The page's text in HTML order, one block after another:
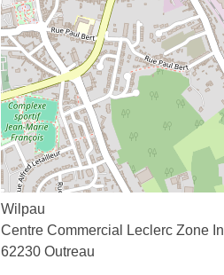
Wilpau
Centre Commercial Leclerc Zone
62230 Outreau